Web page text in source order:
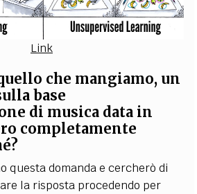
Link
che mangiamo, un
base
di musica data in
completamente
questa domanda e cercherò di
la risposta procedendo per